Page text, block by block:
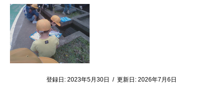
登録日: 2023年5月30日 / 更新日: 2026年7月6日